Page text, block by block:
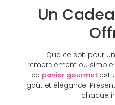
Un
Que ce soit pour
remerciement ou
ce panier gourmet est
goût et élégance.
chaque